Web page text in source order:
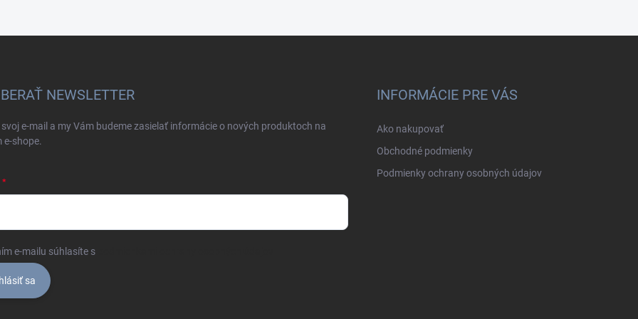
NEWSLETTER
e-mail a my Vám budeme zasielať informácie o nových produktoch na
e-shope.
e-mailu súhlasíte s
sa
INFORMÁCIE PRE VÁS
Ako nakupovať
Obchodné podmienky
Podmienky ochrany osobných údajov